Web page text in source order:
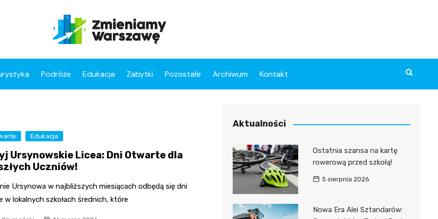
Podróże Edukacja Zabytki Pozostałe Archiwum Kontakt
Edukacja
Ursynowskie Licea: Dni Otwarte dla
Uczniów!
Ursynowa w najbliższych miesiącach odbędą się dni
w lokalnych szkołach średnich, które
Aktualności
Ostatnia szansa na kartę
rowerową przed szkołą!
5 sierpnia 2026
Nowa Era Alei Sztandarów: